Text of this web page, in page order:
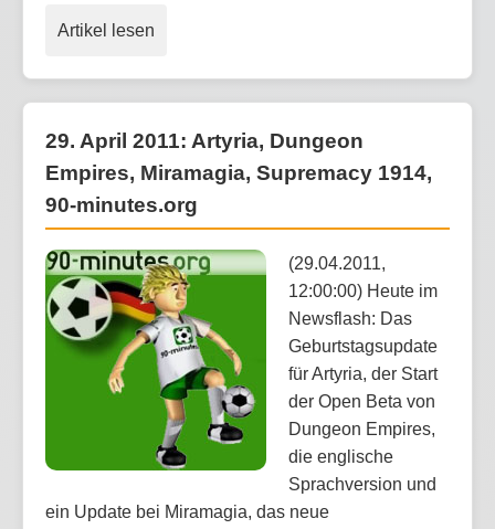
Artikel lesen
29. April 2011: Artyria, Dungeon
Empires, Miramagia, Supremacy 1914,
90-minutes.org
(29.04.2011,
12:00:00) Heute im
Newsflash: Das
Geburtstagsupdate
für Artyria, der Start
der Open Beta von
Dungeon Empires,
die englische
Sprachversion und
ein Update bei Miramagia, das neue